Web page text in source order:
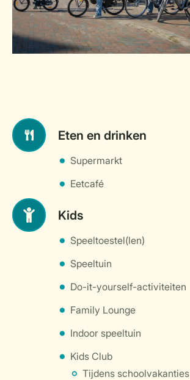
Eten en drinken
Supermarkt
Eetcafé
Kids
Speeltoestel(len)
Speeltuin
Do-it-yourself-activiteiten
Family Lounge
Indoor speeltuin
Kids Club
Tijdens schoolvakanties